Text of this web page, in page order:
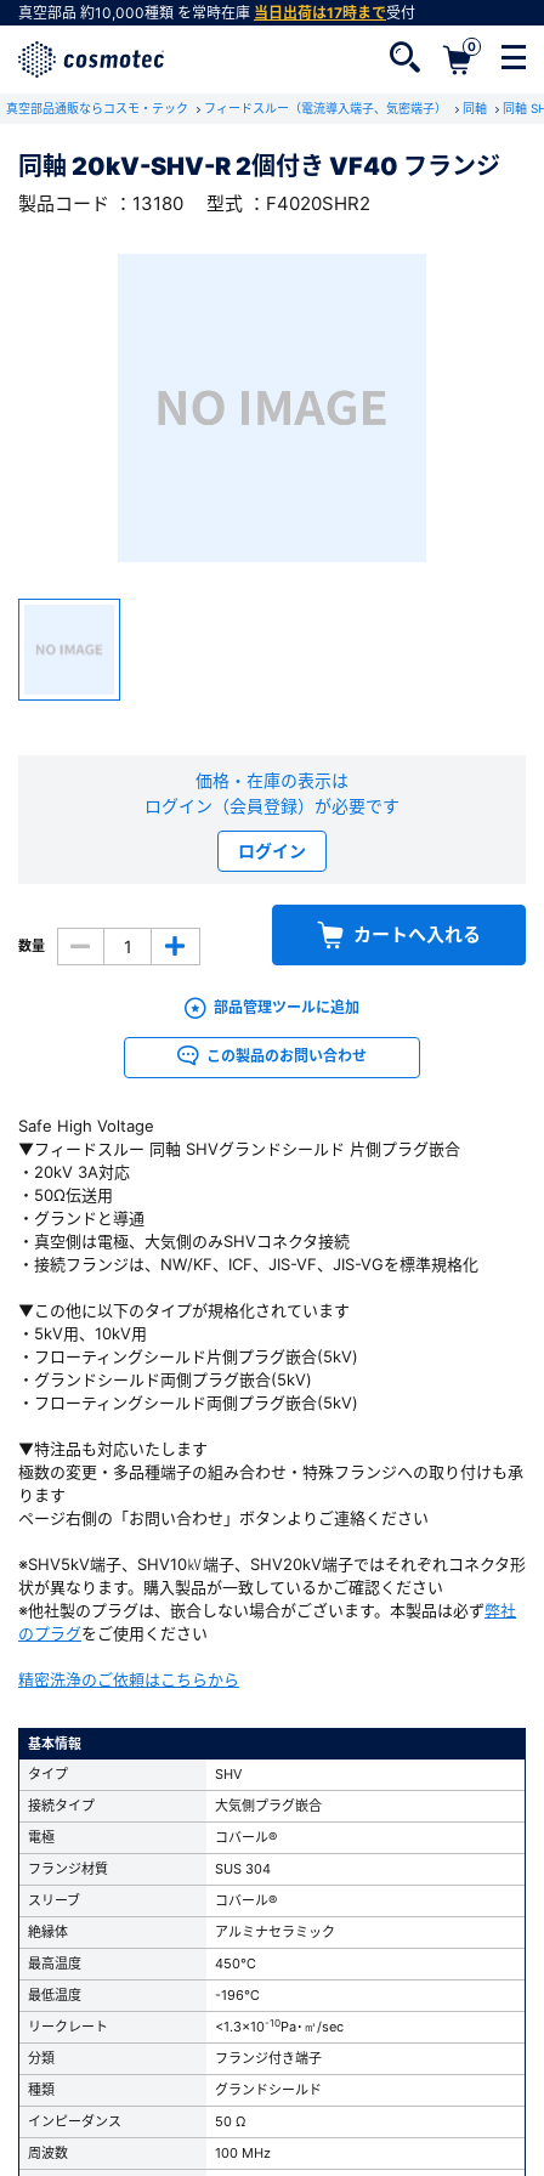
真空部品 約10,000種類 を常時在庫 当日出荷は17時まで受付
0
真空部品通販ならコスモ・テック フィードスルー（電流導入端子、気密端子） 同軸 同軸
同軸 20kV-SHV-R 2個付き VF40 フランジ
製品コード ：13180 型式 ：F4020SHR2
Safe High Voltage
▼フィードスルー 同軸 SHVグランドシールド 片側プラグ嵌合
・20kV 3A対応
・50Ω伝送用
・グランドと導通
・真空側は電極、大気側のみSHVコネクタ接続
・接続フランジは、NW/KF、ICF、JIS-VF、JIS-VGを標準規格化
▼この他に以下のタイプが規格化されています
・5kV用、10kV用
・フローティングシールド片側プラグ嵌合(5kV)
・グランドシールド両側プラグ嵌合(5kV)
・フローティングシールド両側プラグ嵌合(5kV)
▼特注品も対応いたします
極数の変更・多品種端子の組み合わせ・特殊フランジへの取り付けも承
ります
ページ右側の「お問い合わせ」ボタンよりご連絡ください
※SHV5kV端子、SHV10㎸端子、SHV20kV端子ではそれぞれコネクタ形
状が異なります。購入製品が一致しているかご確認ください
※他社製のプラグは、嵌合しない場合がございます。本製品は必ず弊社
のプラグをご使用ください
精密洗浄のご依頼はこちらから
基本情報
タイプ
SHV
接続タイプ
大気側プラグ嵌合
電極
コバール®
フランジ材質
SUS 304
スリーブ
コバール®
絶縁体
アルミナセラミック
最高温度
450℃
最低温度
-196℃
リークレート
<1.3x10-10Pa･㎥/sec
分類
フランジ付き端子
種類
グランドシールド
インピーダンス
50 Ω
周波数
100 MHz
価格・在庫の表示は
ログイン（会員登録）が必要です
ログイン
数量 カートへ入れる
部品管理ツールに追加
この製品のお問い合わせ
RoHS2適合報告書のダウンロード
下記製品のRoHS2適合報告書のダウンロードをします。
同軸 20kV-SHV-R 2個付き VF40 フランジ
会員登録がお済みでない方
※新規会員登録をお申し込み頂いてから本登録となるまで、数日間かかる場合
ログイン
パスワード再発行ページ